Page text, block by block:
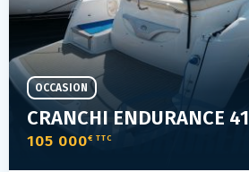
CRANCHI ENDURANCE 41
105 000€ TTC
OCCASION